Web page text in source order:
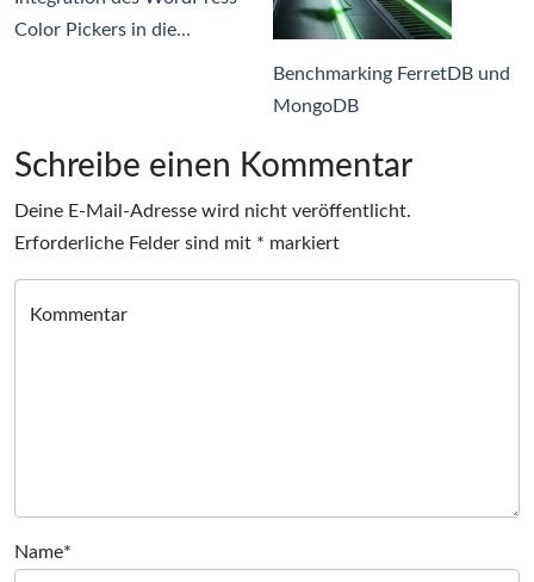
Color Pickers in die…
Benchmarking FerretDB und
MongoDB
Schreibe einen Kommentar
Deine E-Mail-Adresse wird nicht veröffentlicht.
Erforderliche Felder sind mit * markiert
Kommentar
Name*